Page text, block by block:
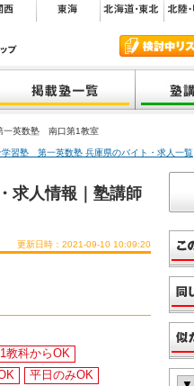
一英数塾 南口第1教室
学習塾 第一英数塾 兵庫県のバイト・求人一覧
求人情報｜塾講師
更新日時：2021-09-10 10:09:20
1教科からOK
平日のみOK